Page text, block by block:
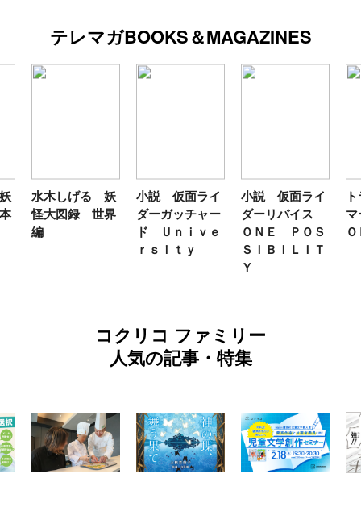
テレマガBOOKS＆MAGAZINES
水木しげる 妖
怪大図録 世界
編
小説 仮面ライ
ダーガッチャー
ド Ｕｎｉｖｅ
ｒｓｉｔｙ
小説 仮面ライ
ダーリバイス
ＯＮＥ ＰＯＳ
ＳＩＢＩＬＩＴ
Ｙ
コクリコ ファミリー
人気の記事・特集